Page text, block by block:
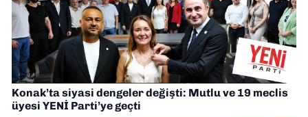
Konak’ta siyasi dengeler değişti: Mutlu ve 19 meclis
üyesi YENİ Parti’ye geçti